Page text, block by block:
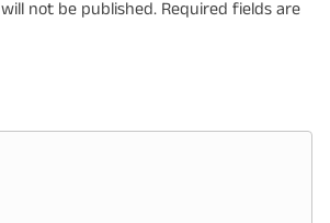
not be published. Required fields are